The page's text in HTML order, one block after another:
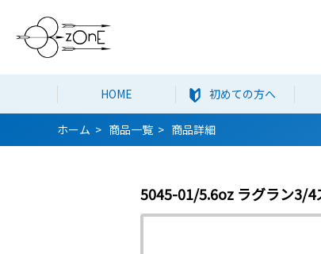
HOME 初めての方へ
ホーム 商品一覧 商品詳細
5045-01/5.6oz ラグラン3/4